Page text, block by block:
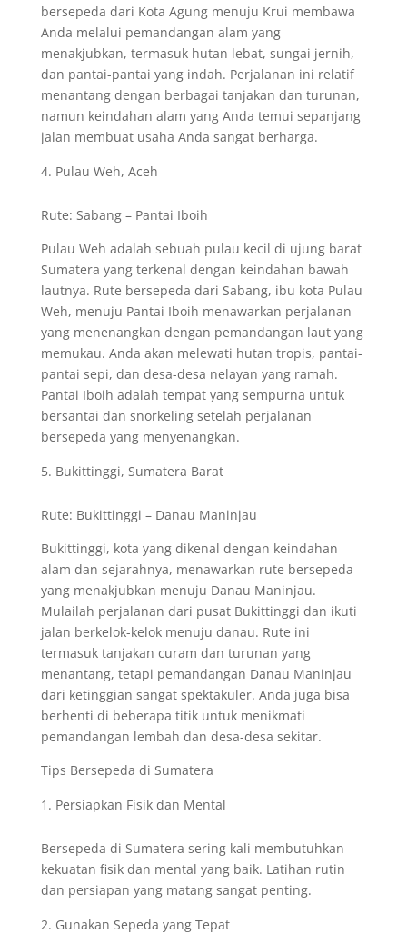
bersepeda dari Kota Agung menuju Krui membawa
Anda melalui pemandangan alam yang
menakjubkan, termasuk hutan lebat, sungai jernih,
dan pantai-pantai yang indah. Perjalanan ini relatif
menantang dengan berbagai tanjakan dan turunan,
namun keindahan alam yang Anda temui sepanjang
jalan membuat usaha Anda sangat berharga.
Pulau Weh, Aceh
Rute: Sabang – Pantai Iboih
Pulau Weh adalah sebuah pulau kecil di ujung barat
Sumatera yang terkenal dengan keindahan bawah
lautnya. Rute bersepeda dari Sabang, ibu kota Pulau
Weh, menuju Pantai Iboih menawarkan perjalanan
yang menenangkan dengan pemandangan laut yang
memukau. Anda akan melewati hutan tropis, pantai-
pantai sepi, dan desa-desa nelayan yang ramah.
Pantai Iboih adalah tempat yang sempurna untuk
bersantai dan snorkeling setelah perjalanan
bersepeda yang menyenangkan.
Bukittinggi, Sumatera Barat
Rute: Bukittinggi – Danau Maninjau
Bukittinggi, kota yang dikenal dengan keindahan
alam dan sejarahnya, menawarkan rute bersepeda
yang menakjubkan menuju Danau Maninjau.
Mulailah perjalanan dari pusat Bukittinggi dan ikuti
jalan berkelok-kelok menuju danau. Rute ini
termasuk tanjakan curam dan turunan yang
menantang, tetapi pemandangan Danau Maninjau
dari ketinggian sangat spektakuler. Anda juga bisa
berhenti di beberapa titik untuk menikmati
pemandangan lembah dan desa-desa sekitar.
Tips Bersepeda di Sumatera
Persiapkan Fisik dan Mental
Bersepeda di Sumatera sering kali membutuhkan
kekuatan fisik dan mental yang baik. Latihan rutin
dan persiapan yang matang sangat penting.
Gunakan Sepeda yang Tepat